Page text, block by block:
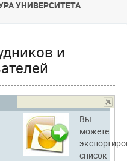
УНИВЕРСИТЕТА
и
Вы
можете
список